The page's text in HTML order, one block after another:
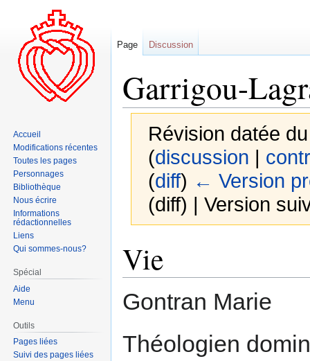
Garrigou-
Révision datée
(discussion |
(diff) ← Version
(diff) | Version
àà
Vie
Gontran Marie
Théologien
Page Discussion
Accueil
Modifications récentes
Toutes les pages
Personnages
Bibliothèque
Nous écrire
Informations
rédactionnelles
Liens
Qui sommes-nous?
Spécial
Aide
Menu
Outils
Pages liées
Suivi des pages liées